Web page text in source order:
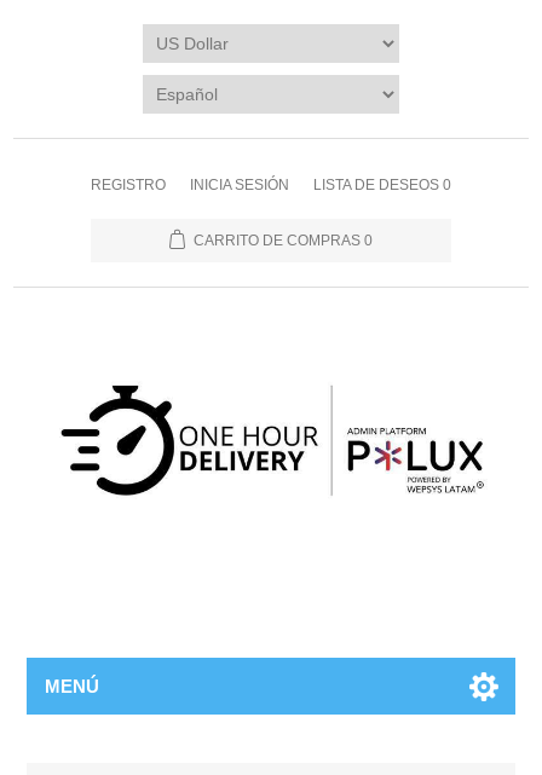
REGISTRO INICIA SESIÓN LISTA DE DESEOS 0
CARRITO DE COMPRAS 0
MENÚ